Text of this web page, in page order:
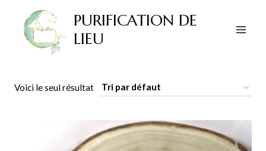
contenu
PURIFICATION DE
LIEU
Voici le seul résultat